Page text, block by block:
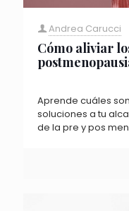
Andrea Carucci
Cómo aliviar
Aprende cuáles
soluciones a tu
de la pre y pos